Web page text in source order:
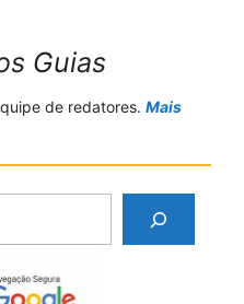
Guias
de redatores. Mais